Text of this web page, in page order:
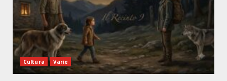
Cultura Varie